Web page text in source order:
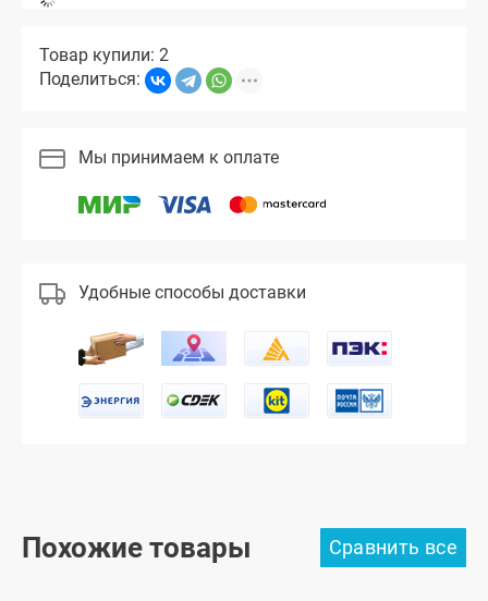
Товар купили: 2
Поделиться:
Мы принимаем к оплате
Удобные способы доставки
Похожие товары